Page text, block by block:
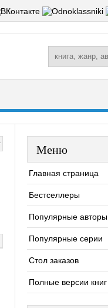
Меню
Главная страница
Бестселлеры
Популярные авторы
Популярные серии
Стол заказов
Полные версии книг